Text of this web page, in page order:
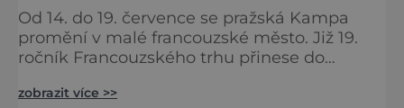
Od 14. do 19. července se pražská Kampa
promění v malé francouzské město. Již 19.
ročník Francouzského trhu přinese do
gastronomie, vína, hudby a životního stylu,
zobrazit více >>